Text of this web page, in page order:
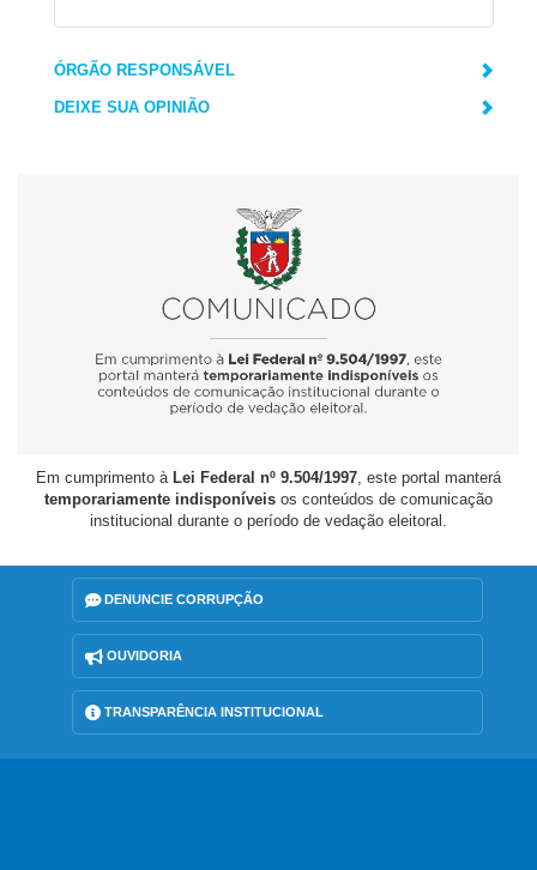
ÓRGÃO RESPONSÁVEL
DEIXE SUA OPINIÃO
Em cumprimento à Lei Federal nº 9.504/1997, este portal manterá
temporariamente indisponíveis os conteúdos de comunicação
institucional durante o período de vedação eleitoral.
DENUNCIE CORRUPÇÃO
OUVIDORIA
TRANSPARÊNCIA INSTITUCIONAL